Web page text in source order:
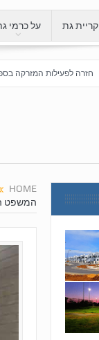
גת על כרמי
בספורטק כרמי גת
HOME
המשפט